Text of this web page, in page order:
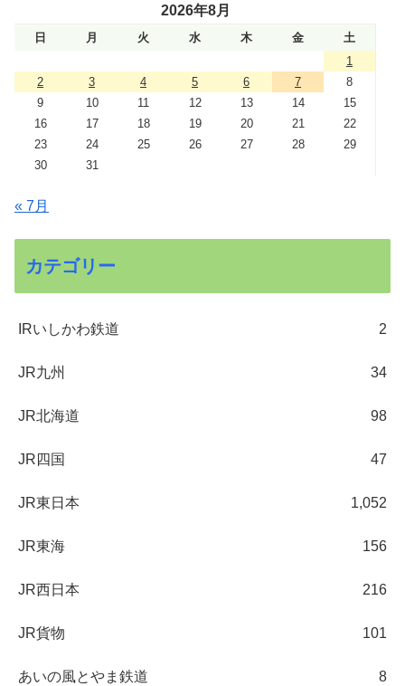
2026年8月
日 月 火 水 木 金
土
1
2
3 4 5 6 7
8
9
10 11 12 13 14
15
16
17 18 19 20 21
22
23
24 25 26 27 28
29
30
31
« 7月
カテゴリー
IRいしかわ鉄道 2
JR九州 34
JR北海道 98
JR四国 47
JR東日本 1,052
JR東海 156
JR西日本 216
JR貨物 101
あいの風とやま鉄道 8